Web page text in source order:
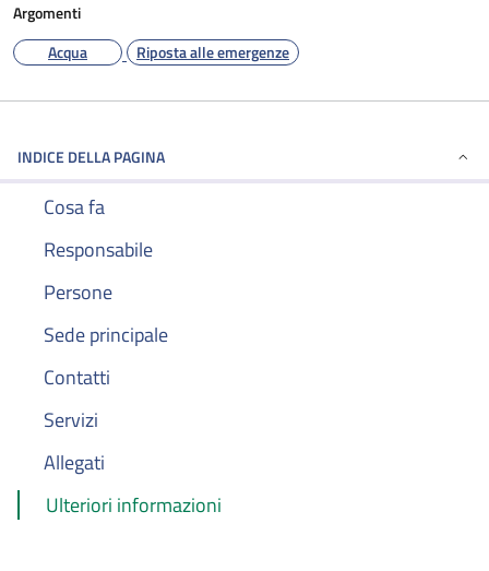
Argomenti
Acqua
Riposta alle emergenze
INDICE DELLA PAGINA
Cosa fa
Responsabile
Persone
Sede principale
Contatti
Servizi
Allegati
Ulteriori informazioni